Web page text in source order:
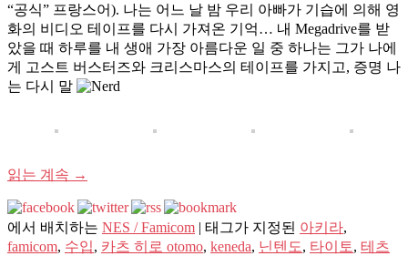
“공식” 프랑스어). 나는 어느 날 밤 우리 아빠가 기습에 의해 영
화의 비디오 테이프를 다시 가져온 기억… 내 Megadrive를 받
았을 때 하루를 내 생애 가장 아름다운 일 중 하나는 그가 나에
게 고스트 버스터즈와 크리스마스의 테이프를 가지고, 증명 나
는 다시 말
읽는 계속 →
에서 배치하는 NES / Famicom | 태그가 지정된 아키라,
famicom, 수입, 카츠 히로 otomo, keneda, 닌텐도, 타이토, 테츠